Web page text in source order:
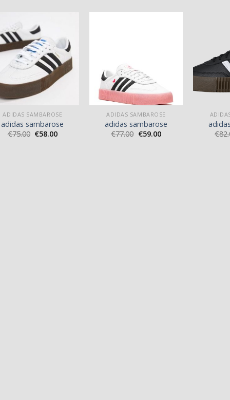
ADIDAS SAMBAROSE
adidas sambarose
€75.00 €58.00
ADIDAS SAMBAROSE
adidas sambarose
€77.00 €59.00
€